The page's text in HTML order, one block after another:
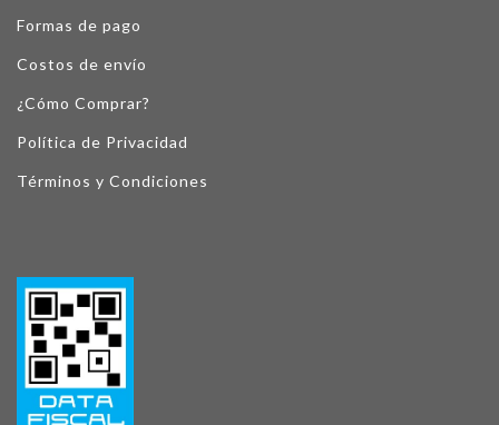
Formas de pago
Costos de envío
¿Cómo Comprar?
Política de Privacidad
Términos y Condiciones